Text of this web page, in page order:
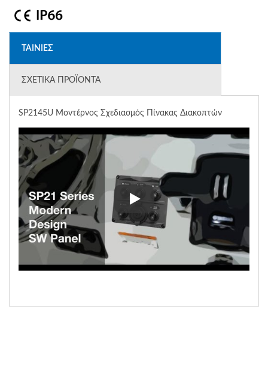
ΤΑΙΝΊΕΣ
ΣΧΕΤΙΚΆ ΠΡΟΪΌΝΤΑ
SP2145U Μοντέρνος Σχεδιασμός Πίνακας Διακοπτών
SP2145U Μοντέρνος